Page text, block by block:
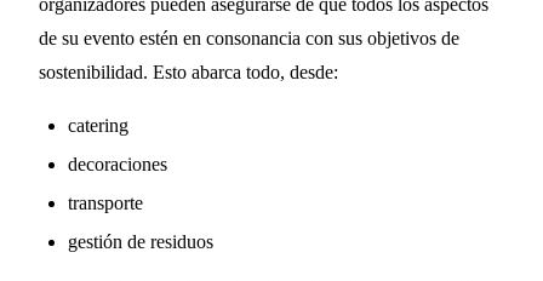
de su evento estén en consonancia con sus objetivos de
sostenibilidad. Esto abarca todo, desde:
catering
decoraciones
transporte
gestión de residuos